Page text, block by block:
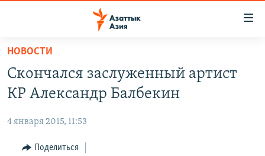
Вернуться
основному
содержанию
навигации
УЗБЕКИСТАН
ТАДЖИКИСТАН
НА ДРУГИХ ЯЗЫКАХ
ҚАЗАҚША
НОВОСТИ
Скончался заслуженный артист
КР Александр Балбекин
4 января 2015, 11:53
Поделиться